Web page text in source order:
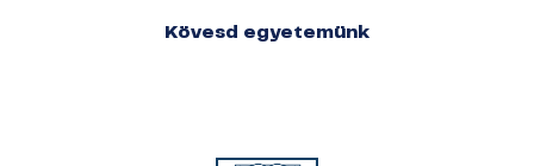
Kövesd egyetemünk